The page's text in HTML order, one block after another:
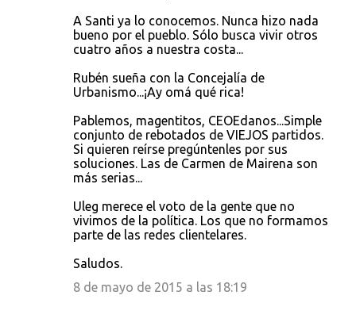
A Santi ya lo conocemos. Nunca hizo nada
bueno por el pueblo. Sólo busca vivir otros
cuatro años a nuestra costa...
Rubén sueña con la Concejalía de
Urbanismo...¡Ay omá qué rica!
Pablemos, magentitos, CEOEdanos...Simple
conjunto de rebotados de VIEJOS partidos.
Si quieren reírse pregúntenles por sus
soluciones. Las de Carmen de Mairena son
más serias...
Uleg merece el voto de la gente que no
vivimos de la política. Los que no formamos
parte de las redes clientelares.
Saludos.
8 de mayo de 2015 a las 18:19